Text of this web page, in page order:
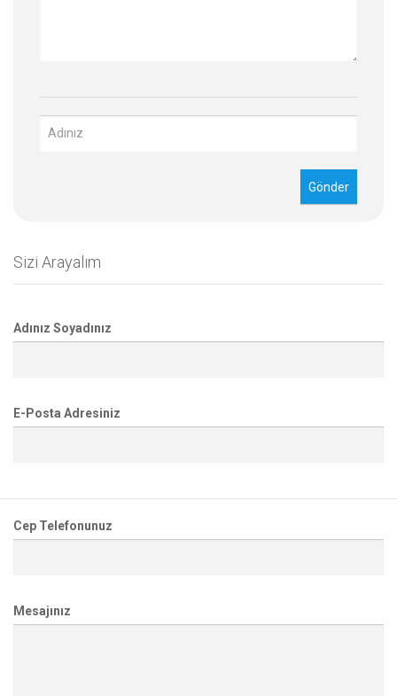
Sizi Arayalım
Adınız Soyadınız
E-Posta Adresiniz
Cep Telefonunuz
Mesajınız